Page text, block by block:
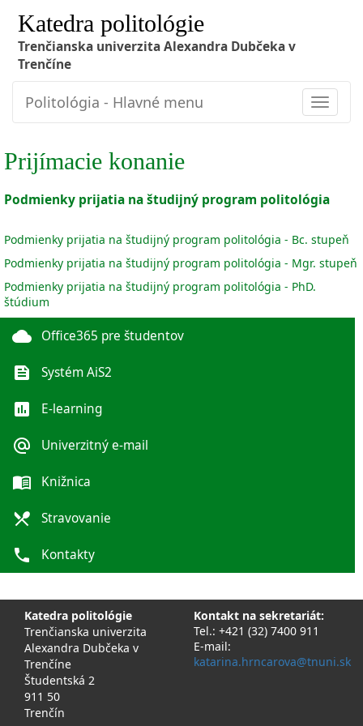
Katedra politológie
Trenčianska univerzita Alexandra Dubčeka v
Trenčíne
Toggle
Politológia - Hlavné menu
Prijímacie konanie
Podmienky prijatia na študijný program politológia
Podmienky prijatia na študijný program politológia - Bc. stupeň
Podmienky prijatia na študijný program politológia - Mgr. stupeň
Podmienky prijatia na študijný program politológia - PhD.
štúdium
cloud Office365 pre študentov
feed Systém AiS2
poll E-learning
alternate_email Univerzitný e-mail
menu_book Knižnica
local_dining Stravovanie
phone Kontakty
Katedra politológie
Trenčianska univerzita
Alexandra Dubčeka v
Trenčíne
Študentská 2
911 50
Trenčín
Kontakt na sekretariát:
Tel.: +421 (32) 7400 911
E-mail:
katarina.hrncarova@tnuni.sk